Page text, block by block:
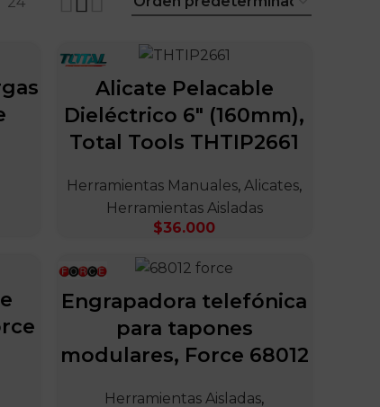
Alicate Pelacable
Dieléctrico 6″ (160mm),
Total Tools THTIP2661
Herramientas Manuales,Alicates,
Herramientas Aisladas
$36.000
Engrapadora telefónica
para tapones
modulares, Force 68012
Herramientas Aisladas,